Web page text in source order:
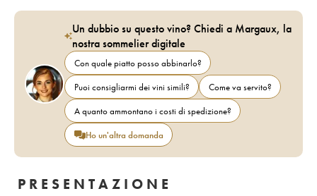
Un dubbio su questo vino? Chiedi a Margaux, la
nostra sommelier digitale
Con quale piatto posso abbinarlo?
Puoi consigliarmi dei vini simili?
Come va servito?
A quanto ammontano i costi di spedizione?
Ho un'altra domanda
PRESENTAZIONE